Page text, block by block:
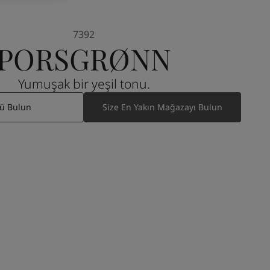
7392
Yumuşak bir yeşil tonu.
Bulun Size En Yakın Mağazayı Bulun